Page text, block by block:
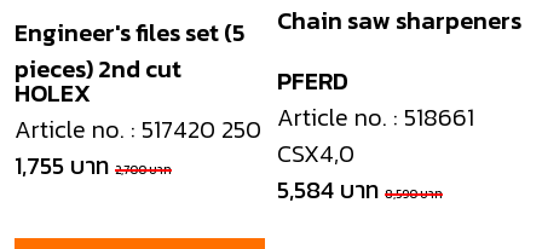
HOLEX
Engineer's files set (5
pieces) 2nd cut
Article no. : 517420 250
1,755 บาท 2,700 บาท
PFERD
Chain saw sharpeners
Article no. : 518661
CSX4,0
5,584 บาท 8,590 บาท